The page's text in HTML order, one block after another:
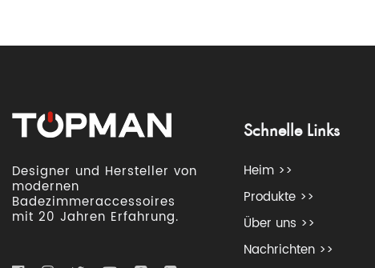
Designer und Hersteller von
modernen
Badezimmeraccessoires
mit 20 Jahren Erfahrung.
Schnelle Links
Heim >>
Produkte >>
Über uns >>
Nachrichten >>